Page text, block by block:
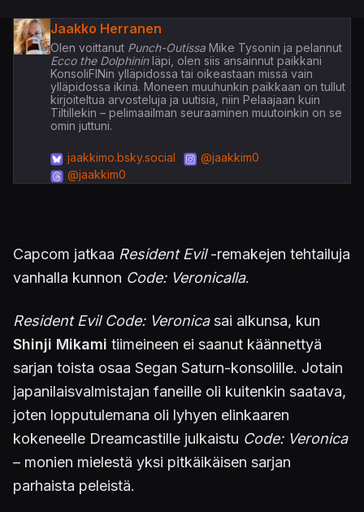
Jaakko Herranen
Olen voittanutPunch-OutissaMike Tysonin ja pelannut
Ecco the Dolphininläpi, olen siis ansainnut paikkani
KonsoliFINin ylläpidossa tai oikeastaan missä vain
ylläpidossa ikinä. Moneen muuhunkin paikkaan on tullut
kirjoiteltua arvosteluja ja uutisia, niin Pelaajaan kuin
Tiltillekin – pelimaailman seuraaminen muutoinkin on se
omin juttuni.
jaakkimo.bsky.social
@jaakkim0
@jaakkim0
Capcom jatkaa Resident Evil-remakejen tehtailuja
vanhalla kunnon Code: Veronicalla.
Resident Evil Code: Veronicasai alkunsa, kun
Shinji Mikami tiimeineen ei saanut käännettyä
sarjan toista osaa Segan Saturn-konsolille. Jotain
japanilaisvalmistajan faneille oli kuitenkin saatava,
joten lopputulemana oli lyhyen elinkaaren
kokeneelle Dreamcastille julkaistu Code: Veronica
– monien mielestä yksi pitkäikäisen sarjan
parhaista peleistä.